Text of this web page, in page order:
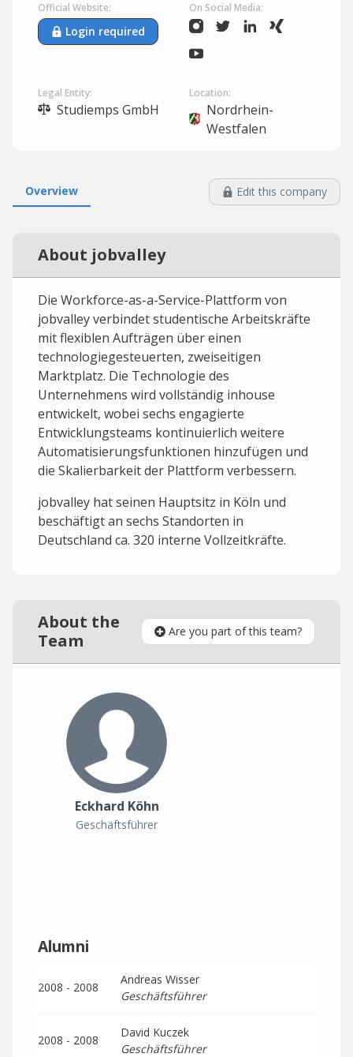
Official Website:
Login required
On Social Media:
Legal Entity:
Studiemps GmbH
Location:
Nordrhein-
Westfalen
Overview Edit this company
About jobvalley
Die Workforce-as-a-Service-Plattform von
jobvalley verbindet studentische Arbeitskräfte
mit flexiblen Aufträgen über einen
technologiegesteuerten, zweiseitigen
Marktplatz. Die Technologie des
Unternehmens wird vollständig inhouse
entwickelt, wobei sechs engagierte
Entwicklungsteams kontinuierlich weitere
Automatisierungsfunktionen hinzufügen und
die Skalierbarkeit der Plattform verbessern.
jobvalley hat seinen Hauptsitz in Köln und
beschäftigt an sechs Standorten in
Deutschland ca. 320 interne Vollzeitkräfte.
About the
Team
Are you part of this team?
Eckhard Köhn
Geschäftsführer
Alumni
2008 - 2008
Andreas Wisser
Geschäftsführer
2008 - 2008
David Kuczek
Geschäftsführer